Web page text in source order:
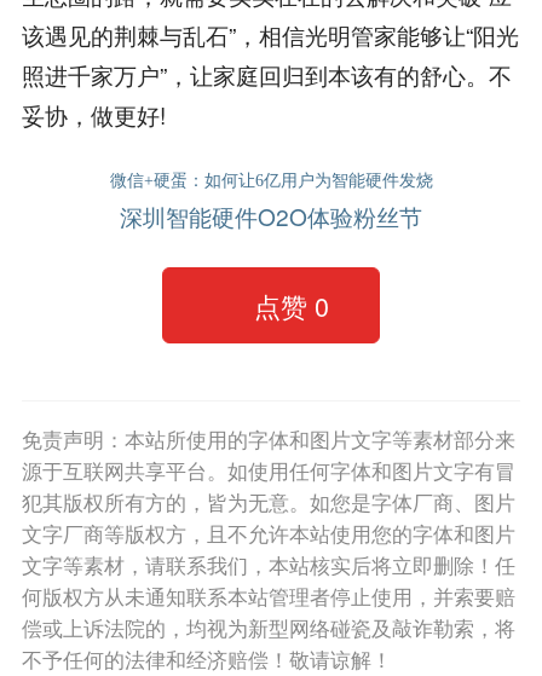
该遇见的荆棘与乱石”，相信光明管家能够让“阳光
照进千家万户”，让家庭回归到本该有的舒心。不
妥协，做更好!
微信+硬蛋：如何让6亿用户为智能硬件发烧
深圳智能硬件O2O体验粉丝节
点赞 0
免责声明：本站所使用的字体和图片文字等素材部分来
源于互联网共享平台。如使用任何字体和图片文字有冒
犯其版权所有方的，皆为无意。如您是字体厂商、图片
文字厂商等版权方，且不允许本站使用您的字体和图片
文字等素材，请联系我们，本站核实后将立即删除！任
何版权方从未通知联系本站管理者停止使用，并索要赔
偿或上诉法院的，均视为新型网络碰瓷及敲诈勒索，将
不予任何的法律和经济赔偿！敬请谅解！